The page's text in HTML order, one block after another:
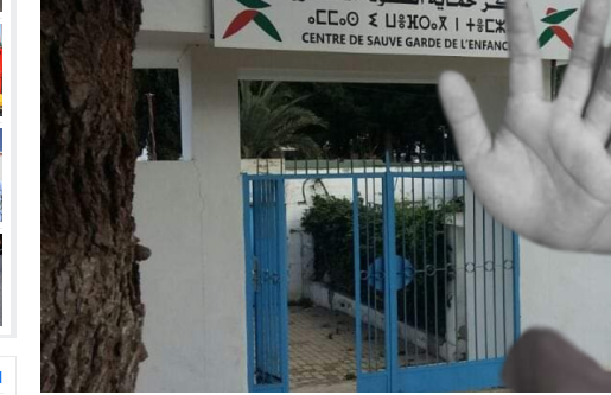
أوراق الطلاق وتحتضن زوجها في لحظة أعادت الأمل 13:06 المغاربةةصف واحد لموجهة